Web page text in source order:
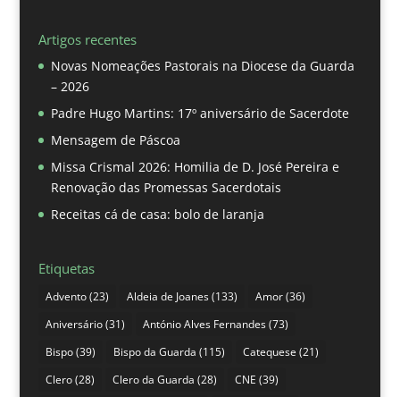
Artigos recentes
Novas Nomeações Pastorais na Diocese da Guarda
– 2026
Padre Hugo Martins: 17º aniversário de Sacerdote
Mensagem de Páscoa
Missa Crismal 2026: Homilia de D. José Pereira e
Renovação das Promessas Sacerdotais
Receitas cá de casa: bolo de laranja
Etiquetas
Advento(23) Aldeia de Joanes(133) Amor(36)
Aniversário(31) António Alves Fernandes(73)
Bispo(39) Bispo da Guarda (115) Catequese (21)
Clero(28) Clero da Guarda (28) CNE (39)